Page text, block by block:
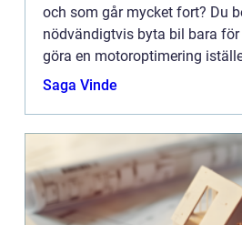
och som går mycket fort? Du
nödvändigtvis byta bil bara för
göra en motoroptimering
dessutom väljer till lite extra
Saga Vinde